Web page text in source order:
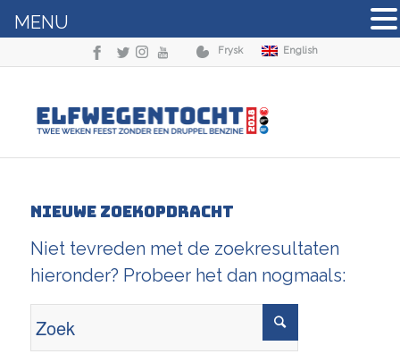
Frysk English
Nieuwe zoekopdracht
Niet tevreden met de zoekresultaten
hieronder? Probeer het dan nogmaals:
MENU